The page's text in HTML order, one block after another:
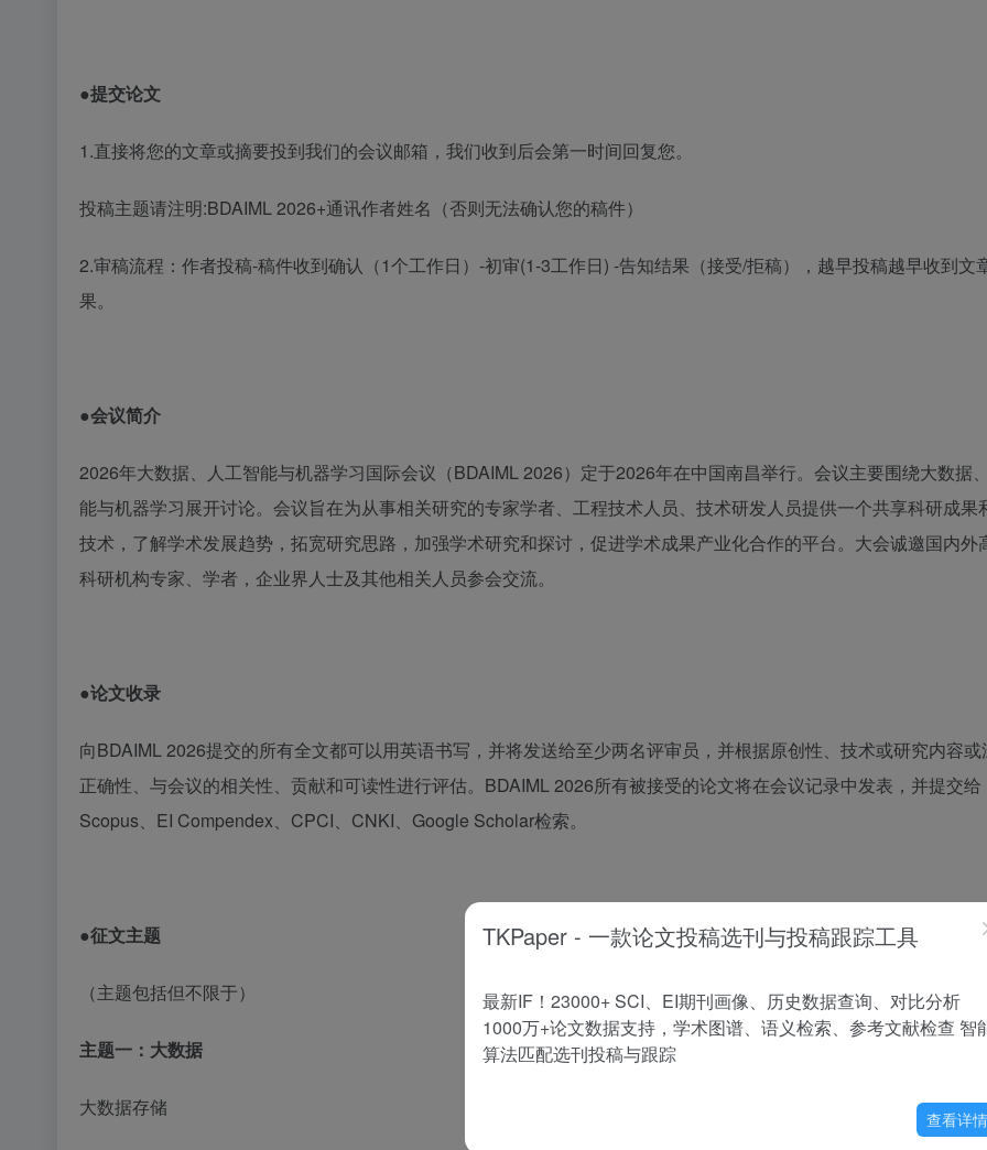
●提交论文
1.直接将您的文章或摘要投到我们的会议邮箱，我们收到后会第一时间回复您。
投稿主题请注明:BDAIML 2026+通讯作者姓名（否则无法确认您的稿件）
2.审稿流程：作者投稿-稿件收到确认（1个工作日）-初审(1-3工作日) -告知结果（接受/拒稿），越早投稿越早收到文
果。
●会议简介
2026年大数据、人工智能与机器学习国际会议（BDAIML 2026）定于2026年在中国南昌举行。会议主要围绕大数据
能与机器学习展开讨论。会议旨在为从事相关研究的专家学者、工程技术人员、技术研发人员提供一个共享科研成果
技术，了解学术发展趋势，拓宽研究思路，加强学术研究和探讨，促进学术成果产业化合作的平台。大会诚邀国内外
科研机构专家、学者，企业界人士及其他相关人员参会交流。
●论文收录
向BDAIML 2026提交的所有全文都可以用英语书写，并将发送给至少两名评审员，并根据原创性、技术或研究内容或
正确性、与会议的相关性、贡献和可读性进行评估。 BDAIML 2026所有被接受的论文将在会议记录中发表，并提交给
Scopus、 EI Compendex、 CPCI、 CNKI、 Google Scholar检索。
●征文主题
（主题包括但不限于）
主题一：大数据
大数据存储
TKPaper - 一款论文投稿选刊与投稿跟踪工具
最新IF！23000+ SCI、EI期刊画像、历史数据查询、对比分析
1000万+论文数据支持，学术图谱、语义检索、参考文献检查 智
算法匹配选刊投稿与跟踪
查看详情